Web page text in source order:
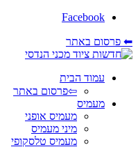
Facebook
⬅ פרסום באתר
עמוד הבית
⇦פרסום באתר
מעמיס
מעמיס אופני
מיני מעמיס
מעמיס טלסקופי